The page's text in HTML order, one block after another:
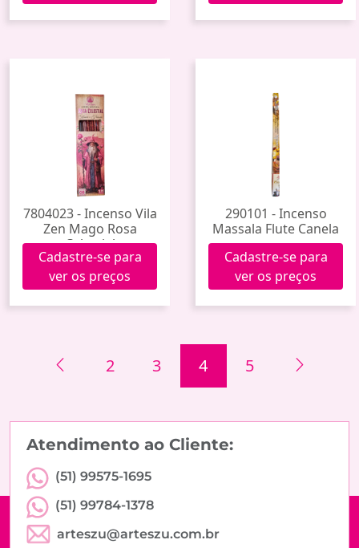
7804023 - Incenso Vila
Zen Mago Rosa
Celestial
Cadastre-se para
ver os preços
290101 - Incenso
Massala Flute Canela
Cadastre-se para
ver os preços
2 3 4 5
Atendimento ao Cliente:
(51) 99575-1695
(51) 99784-1378
arteszu@arteszu.com.br